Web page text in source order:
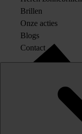
Brillen
Onze acties
Blogs
Contact